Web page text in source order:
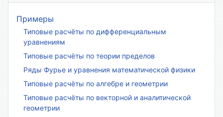
Примеры
Типовые расчёты по дифференциальным
уравнениям
Типовые расчёты по теории пределов
Ряды Фурье и уравнения математической физики
Типовые расчёты по алгебре и геометрии
Типовые расчёты по векторной и аналитической
геометрии